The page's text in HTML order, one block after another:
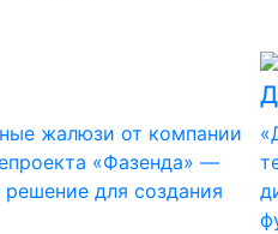
жалюзи от компании
«Фазенда» —
решение для создания